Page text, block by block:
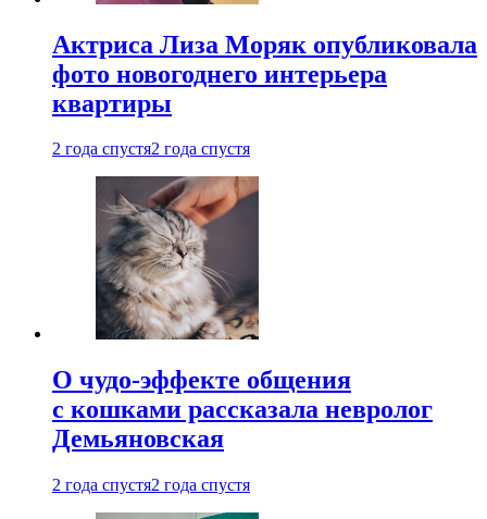
Актриса Лиза Моряк опубликовала
фото новогоднего интерьера
квартиры
2 года спустя2 года спустя
О чудо-эффекте общения
с кошками рассказала невролог
Демьяновская
2 года спустя2 года спустя